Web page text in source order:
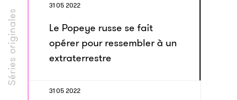
Séries originales
31 05 2022
Le Popeye russe se fait
opérer pour ressembler à un
extraterrestre
31 05 2022